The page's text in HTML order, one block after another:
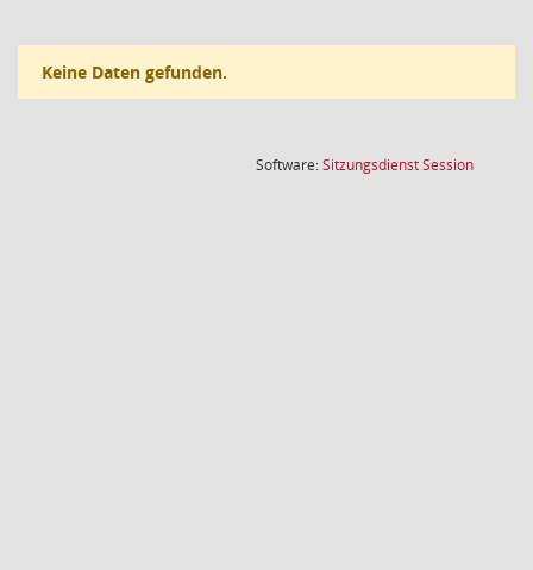
Keine Daten gefunden.
Software:SitzungsdienstSession(Wird in